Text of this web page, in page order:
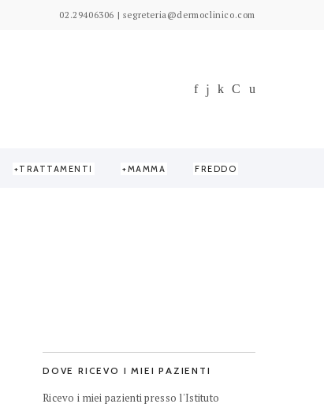
02.29406306 | segreteria@dermoclinico.com
TRATTAMENTI MAMMA FREDDO
DOVE RICEVO I MIEI PAZIENTI
Ricevo i miei pazienti presso l'Istituto